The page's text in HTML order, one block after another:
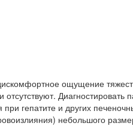
ощущение
Диагностировать
гепатите и других
небольшого